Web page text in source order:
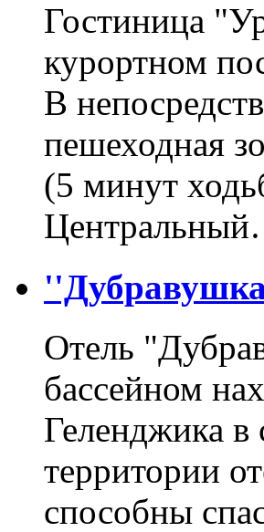
Гостиница
курортном
В
пешеходная
(5 минут
Отель
бассейном
Геленджика
территории
способны